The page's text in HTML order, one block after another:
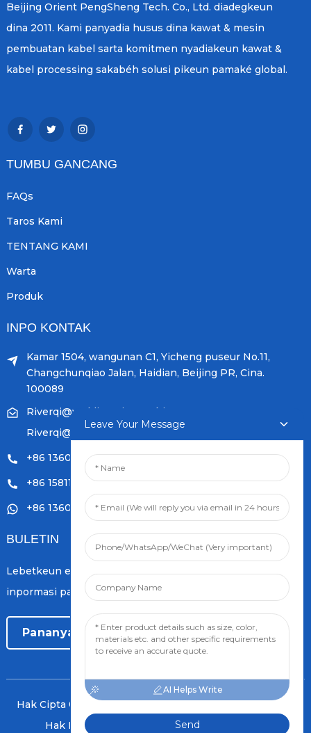
Beijing Orient PengSheng Tech. Co., Ltd. diadegkeun
dina 2011. Kami panyadia husus dina kawat & mesin
pembuatan kabel sarta komitmen nyadiakeun kawat &
kabel processing sakabéh solusi pikeun pamaké global.
TUMBU GANCANG
FAQs
Taros Kami
TENTANG KAMI
Warta
Produk
INPO KONTAK
Kamar 1504, wangunan C1, Yicheng puseur No.11,
Changchunqiao Jalan, Haidian, Beijing PR, Cina.
100089
Riverqi@weldingwiremachine.com
Riverqi@vip.126.com
+86 13601249252
+86 15811121796
+86 13601249252
BULETIN
Lebetkeun email anjeun sareng kami bakal ngirim rencana
inpormasi panganyarna ka anjeun.
Pananya Ayeuna
Hak Cipta © 2024 Orient PengSheng Tech.Com Sadaya
Hak Ditangtayungan
- Peta situs
Leave Your Message
AI Helps Write
Send